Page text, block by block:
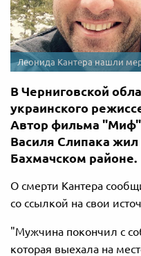
Леонида Кантера нашли
В Черниговской
украинского
Автор фильма
Василя Слипака
Бахмачском районе.
О смерти Кантера
со ссылкой на свои
"Мужчина покончил с
которая выехала на